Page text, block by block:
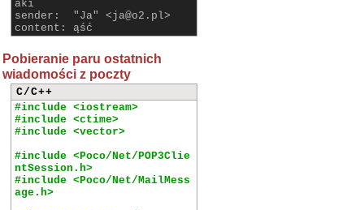
aki
sender: "Ja" <ja@o2.pl>
content: ąść
Pobieranie paru ostatnich
wiadomości z poczty
C/C++
#include <iostream>
#include <ctime>
#include <vector>
#include <Poco/Net/POP3Clie
ntSession.h>
#include <Poco/Net/MailMess
age.h>